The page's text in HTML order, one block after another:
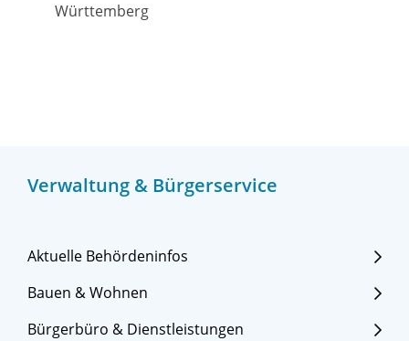
Verwaltung & Bürgerservice
Aktuelle Behördeninfos
Bauen & Wohnen
Bürgerbüro & Dienstleistungen
Württemberg